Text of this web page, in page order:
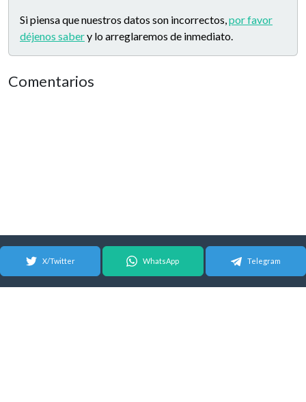
Si piensa que nuestros datos son incorrectos,por favor
déjenos sabery lo arreglaremos de inmediato.
Comentarios
X/Twitter WhatsApp Telegram